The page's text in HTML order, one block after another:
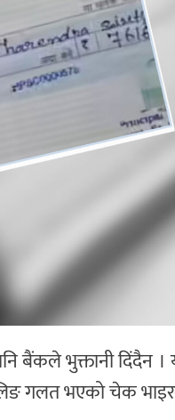
बैंकले भुक्तानी दिंदैन ।
गलत भएको चेक